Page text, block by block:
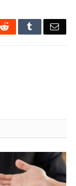
Reddit Tumblr